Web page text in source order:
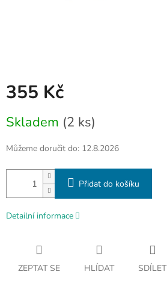
355 Kč
cena:
Skladem (2 ks)
Můžeme doručit do: 12.8.2026
Přidat do košíku
Detailní informace
ZEPTAT SE HLÍDAT SDÍLET